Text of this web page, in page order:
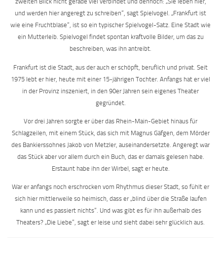
und werden hier angeregt zu schreiben“, sagt Spielvogel. „Frankfurt ist
wie eine Fruchtblase“, ist so ein typischer Spielvogel-Satz. Eine Stadt wie
ein Mutterleib. Spielvogel findet spontan kraftvolle Bilder, um das zu
beschreiben, was ihn antreibt.
Frankfurt ist die Stadt, aus der auch er schöpft, beruflich und privat. Seit
1975 lebt er hier, heute mit einer 15-jährigen Tochter. Anfangs hat er viel
in der Provinz inszeniert, in den 90er Jahren sein eigenes Theater
gegründet.
Vor drei Jahren sorgte er über das Rhein-Main-Gebiet hinaus für
Schlagzeilen, mit einem Stück, das sich mit Magnus Gäfgen, dem Mörder
des Bankierssohnes Jakob von Metzler, auseinandersetzte. Angeregt war
das Stück aber vor allem durch ein Buch, das er damals gelesen habe.
Erstaunt habe ihn der Wirbel, sagt er heute.
War er anfangs noch erschrocken vom Rhythmus dieser Stadt, so fühlt er
sich hier mittlerweile so heimisch, dass er „blind über die Straße laufen
kann und es passiert nichts“. Und was gibt es für ihn außerhalb des
Theaters? „Die Liebe“, sagt er leise und sieht dabei sehr glücklich aus.